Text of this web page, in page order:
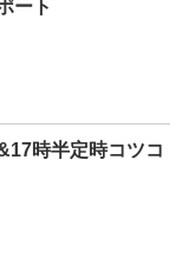
ート
時半定時コツコ